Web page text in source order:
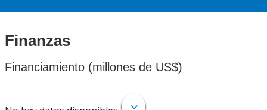
Finanzas
Financiamiento (millones de US$)